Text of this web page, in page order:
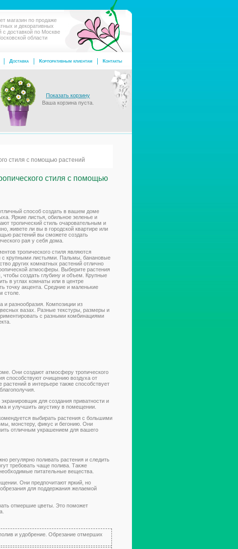
магазин по продаже
и декоративных
с доставкой по Москве
области
Контакты
Корпоративным клиентам
Доставка
Показать корзину
Ваша корзина пуста.
стиля с помощью растений
стиля с помощью
способ создать в вашем доме
Яркие листья, обильное зеленье и
тропический стиль очаровательным и
живете ли вы в городской квартире или
растений вы сможете создать
рая у себя дома.
тропического стиля являются
с крупными листьями. Пальмы, банановые
других комнатных растений отлично
атмосферы. Выберите растения
создать глубину и объем. Крупные
в углах комнаты или в центре
точку акцента. Средние и маленькие
столе.
и разнообразия. Композиции из
вазах. Разные текстуры, размеры и
с разными комбинациями
Они создают атмосферу тропического
способствуют очищению воздуха от
в интерьере также способствует
для создания приватности и
и улучшить акустику в помещении.
выбирать растения с большими
монстеру, фикус и бегонию. Они
отличным украшением для вашего
регулярно поливать растения и следить
требовать чаще полива. Также
питательные вещества.
Они предпочитают яркий, но
для поддержания желаемой
отмершие цветы. Это поможет
и удобрение. Обрезание отмерших